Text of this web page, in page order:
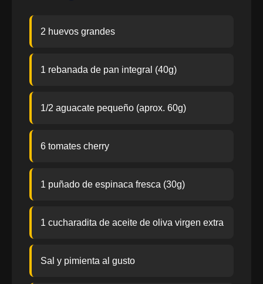
2 huevos grandes
1 rebanada de pan integral (40g)
1/2 aguacate pequeño (aprox. 60g)
6 tomates cherry
1 puñado de espinaca fresca (30g)
1 cucharadita de aceite de oliva virgen extra
Sal y pimienta al gusto